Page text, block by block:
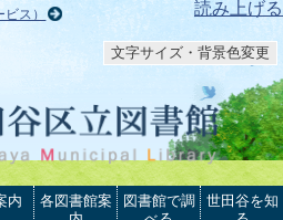
読み上げる
ス）
文字サイズ・背景色変更
内
各図書館案
図書館で調
世田谷を知